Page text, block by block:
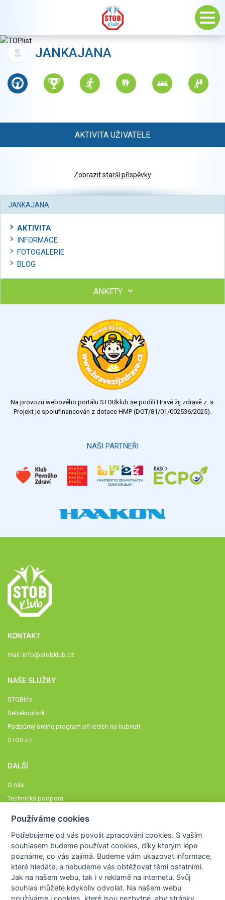
JANKAJANA
AKTIVITA UŽIVATELE
Zobrazit starší příspěvky
JANKAJANA
AKTIVITA
INFORMACE
FOTOGALERIE
BLOG
ANKETY
Výsledky Všechny ankety
Na provozu webového portálu STOBklub se podílí Hravě žij zdravě z. s.
Projekt je spolufinancován z dotace HMP (DOT/81/01/002536/2025).
NAŠI PARTNEŘI
KONTAKT
mail: info@stobklub.cz
NAŠE SLUŽBY
STOBlife
Sebekoučink
Podpůrný online program při lécích na hubnutí
STOB.cz
DALŠÍ
O nás
Technická podpora
Členové STOBklubu
Zásady nakládání s osobními údaji
Otestujte se
Spočítejte si
Výzva 52
Používáme cookies
Potřebujeme od vás povolit zpracování cookies. S vaším
souhlasem budeme používat cookies, díky kterým lépe
poznáme,co vás zajímá. Budeme vám ukazovat informace,
které hledáte, a nebudeme vás obtěžovat těmi ostatními.
Jak na našem webu, tak i v reklamě na internetu. Svůj
souhlas můžete kdykoliv odvolat. Na našem webu
používáme i cookies, které jsou nezbytné , aby stránky